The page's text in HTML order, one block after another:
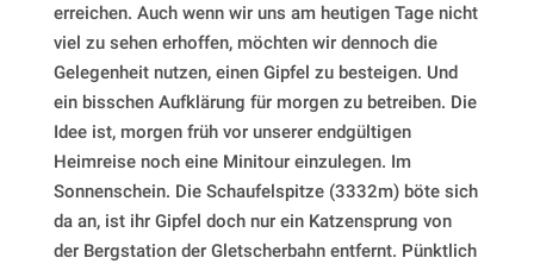
erreichen. Auch wenn wir uns am heutigen Tage nicht
viel zu sehen erhoffen, möchten wir dennoch die
Gelegenheit nutzen, einen Gipfel zu besteigen. Und
ein bisschen Aufklärung für morgen zu betreiben. Die
Idee ist, morgen früh vor unserer endgültigen
Heimreise noch eine Minitour einzulegen. Im
Sonnenschein. Die Schaufelspitze (3332m) böte sich
da an, ist ihr Gipfel doch nur ein Katzensprung von
der Bergstation der Gletscherbahn entfernt. Pünktlich